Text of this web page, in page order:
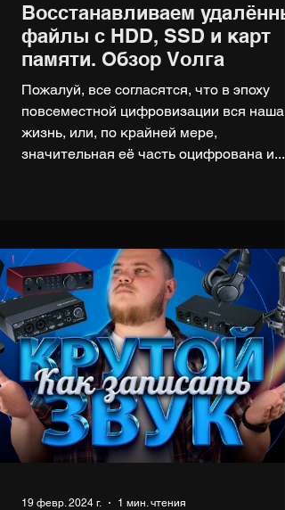
Восстанавливаем
файлы с HDD, SSD и карт
памяти. Обзор Vолга
Пожалуй, все согласятся, что в эпоху
повсеместной цифровизации вся наша
жизнь, или, по крайней мере,
значительная её часть оцифрована и...
19 февр. 2024 г. 1 мин. чтения